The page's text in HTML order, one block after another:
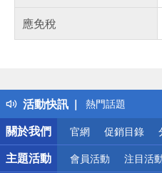
應免稅
活動快訊
得獎公告
熱門話題
銀行優惠
偏遠地區配送
詐騙網頁！請小
關於我們
官網 促銷目錄
主題活動 會員活動 注目活